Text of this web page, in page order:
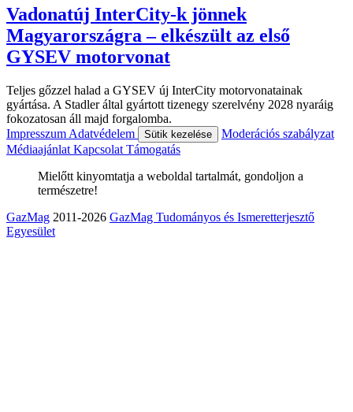
Vadonatúj InterCity-k jönnek
Magyarországra – elkészült az első
GYSEV motorvonat
Teljes gőzzel halad a GYSEV új InterCity motorvonatainak
gyártása. A Stadler által gyártott tizenegy szerelvény 2028 nyaráig
fokozatosan áll majd forgalomba.
Impresszum Adatvédelem Sütik kezelése
Moderációs szabályzat
Médiaajánlat Kapcsolat Támogatás
Mielőtt kinyomtatja a weboldal tartalmát, gondoljon a
természetre!
GazMag 2011-2026 GazMag Tudományos és Ismeretterjesztő
Egyesület